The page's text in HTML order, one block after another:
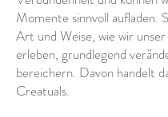
Momente sinnvoll aufladen.
Art und Weise, wie wir
erleben, grundlegend
bereichern. Davon handelt
Creatuals.